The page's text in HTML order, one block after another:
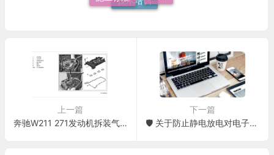
技术培训
上一篇
奔驰W211 271发动机拆装气门室盖罩
下一篇
🛡️ 关于防止静电放电对电子部件造成损坏的信息